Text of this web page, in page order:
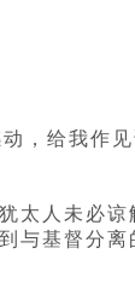
，给我作
人未必
基督分